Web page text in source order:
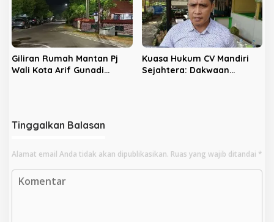
Giliran Rumah Mantan Pj
Wali Kota Arif Gunadi
Kuasa Hukum CV Mandiri
Sejahtera: Dakwaan
Tinggalkan Balasan
Alamat email Anda tidak akan dipublikasikan. Ruas yang wajib ditandai *